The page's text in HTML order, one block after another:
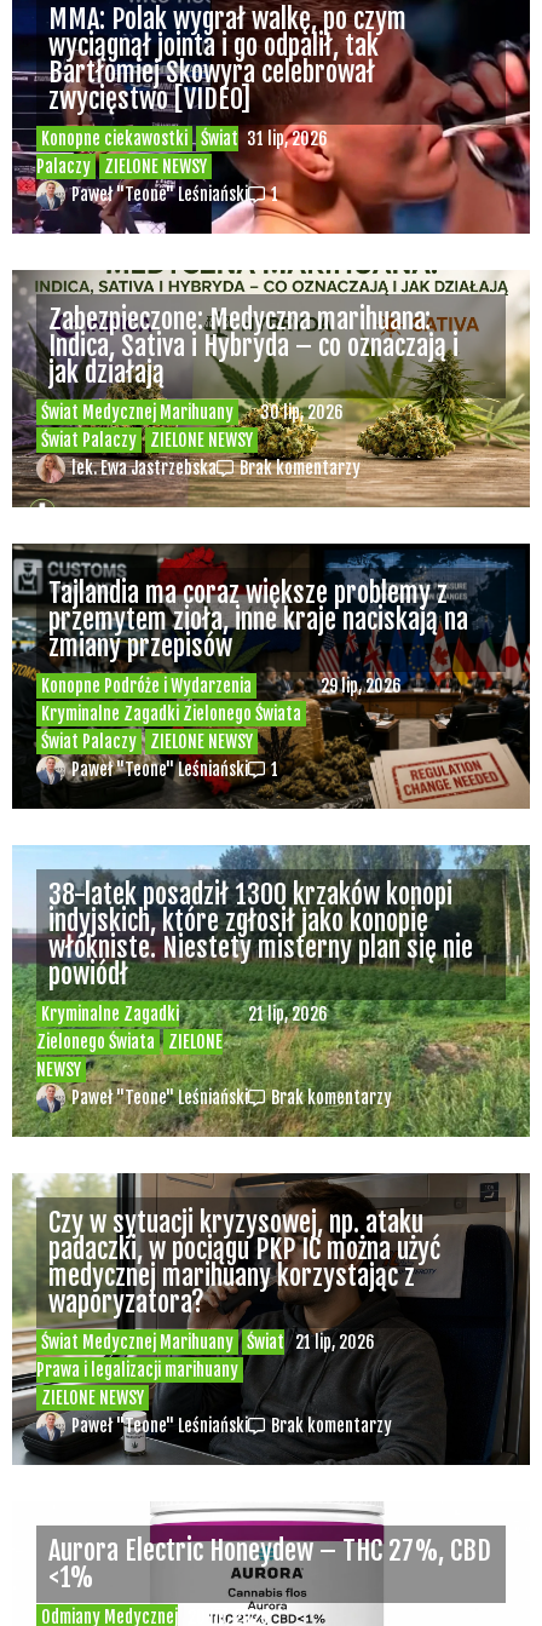
Konopne ciekawostki
Świat
Palaczy
ZIELONE NEWSY
31 lip, 2026
MMA: Polak wygrał walkę, po czym
wyciągnął jointa i go odpalił, tak
Bartłomiej Skowyra celebrował
zwycięstwo [VIDEO]
Paweł "Teone" Leśniański 1
Świat Medycznej Marihuany
Świat Palaczy
ZIELONE NEWSY
30 lip, 2026
Zabezpieczone: Medyczna marihuana:
Indica, Sativa i Hybryda – co oznaczają i
jak działają
lek. Ewa Jastrzebska Brak komentarzy
Konopne Podróże i Wydarzenia
Kryminalne Zagadki Zielonego Świata
Świat Palaczy
ZIELONE NEWSY
29 lip, 2026
Tajlandia ma coraz większe problemy z
przemytem zioła, inne kraje naciskają na
zmiany przepisów
Paweł "Teone" Leśniański 1
Kryminalne Zagadki
Zielonego Świata
ZIELONE
NEWSY
21 lip, 2026
38-latek posadził 1300 krzaków konopi
indyjskich, które zgłosił jako konopie
włókniste. Niestety misterny plan się nie
powiódł
Paweł "Teone" Leśniański Brak komentarzy
Świat Medycznej Marihuany
Świat
Prawa i legalizacji marihuany
ZIELONE NEWSY
21 lip, 2026
Czy w sytuacji kryzysowej, np. ataku
padaczki, w pociągu PKP IC można użyć
medycznej marihuany korzystając z
waporyzatora?
Paweł "Teone" Leśniański Brak komentarzy
Odmiany Medycznej 20 lip, 2026
Aurora Electric Honeydew – THC 27%, CBD
<1%